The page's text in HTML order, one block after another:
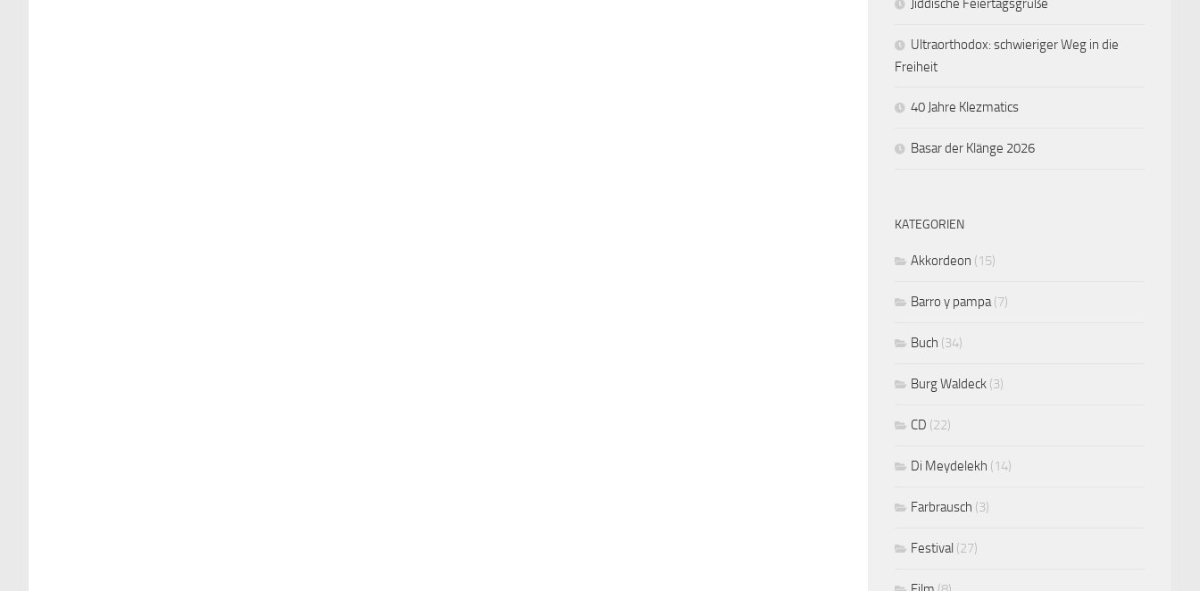
Ultraorthodox: schwieriger Weg in die
Freiheit
40 Jahre Klezmatics
Basar der Klänge 2026
KATEGORIEN
Akkordeon (15)
Barro y pampa (7)
Buch (34)
Burg Waldeck (3)
CD (22)
Di Meydelekh (14)
Farbrausch (3)
Festival (27)